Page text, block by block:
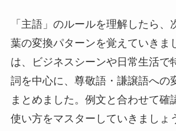
「主語」のルールを理解したら、
葉の変換パターンを覚えていきま
は、ビジネスシーンや日常生活で
詞を中心に、尊敬語・謙譲語への
まとめました。例文と合わせて確
使い方をマスターしていきましょ